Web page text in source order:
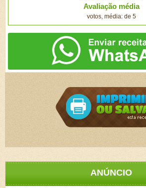
Avaliação média
votos, média: de 5
ANÚNCIO